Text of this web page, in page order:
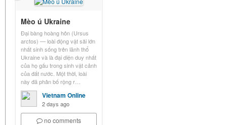
Mèo ú Ukraine
Đại bàng hoàng hôn (Ursus
arctos) — loài động vật săi lớn
nhất sinh sống trên lãnh thổ
Ukraine và là đại diện duy nhất
của họ gấu trong sinh vật cảnh
của đất nước. Một thời, loài
này đã phân bố rộng r…
Vietnam Online
2 days ago
no comments